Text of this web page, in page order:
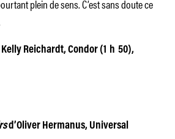
plein de sens. C’est sans doute ce
Reichardt, Condor (1 h 50),
d’Oliver Hermanus, Universal